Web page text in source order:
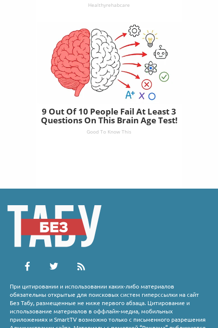
Healthyrehabcare
9 Out Of 10 People Fail At Least 3
Questions On This Brain Age Test!
Good To Know This
При цитировании и использовании каких-либо материалов
обязательны открытые для поисковых систем гиперссылки на сайт
Без Табу, размещенные не ниже первого абзаца. Цитирование и
использование материалов в оффлайн-медиа, мобильных
приложениях и SmartTV возможно только с письменного разрешения